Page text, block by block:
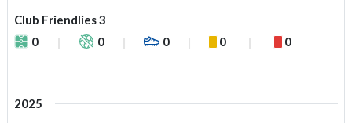
Club Friendlies 3
0
0 0 0 0
2025